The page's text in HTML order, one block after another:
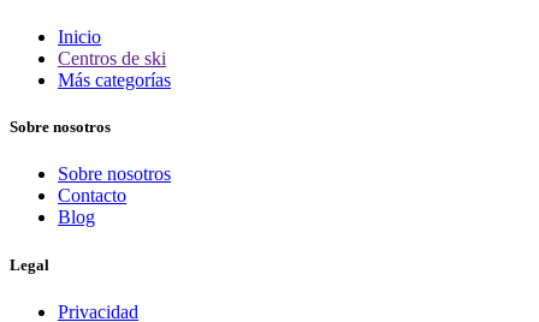
Inicio
Centros de ski
Más categorías
Sobre nosotros
Sobre nosotros
Contacto
Blog
Legal
Privacidad